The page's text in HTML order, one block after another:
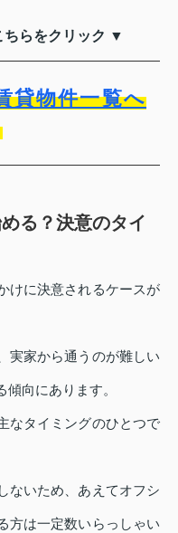
ちらをクリック ▼
貸物件一覧へ
る？決意のタイ
けに決意されるケースが
実家から通うのが難しい
向にあります。
なタイミングのひとつで
ないため、あえてオフシ
方は一定数いらっしゃい